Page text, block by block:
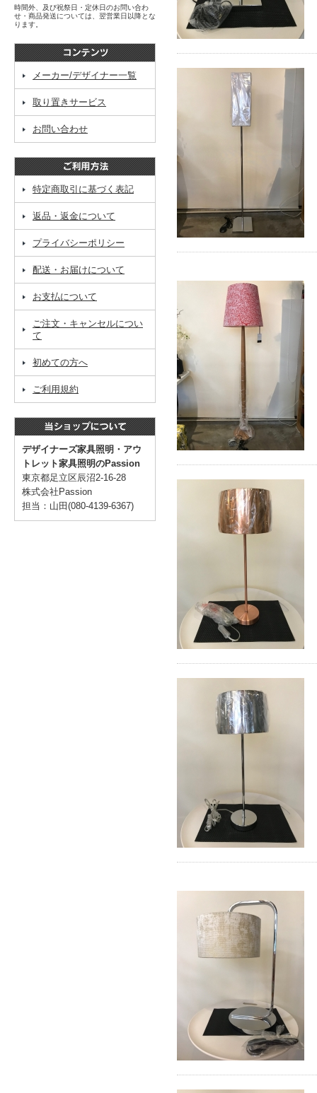
時間外、及び祝祭日・定休日のお問い合わ
せ・商品発送については、翌営業日以降とな
ります。
メーカー/デザイナー一覧
取り置きサービス
お問い合わせ
特定商取引に基づく表記
返品・返金について
プライバシーポリシー
配送・お届けについて
お支払について
ご注文・キャンセルについ
て
初めての方へ
ご利用規約
デザイナーズ家具照明・アウ
トレット家具照明のPassion
東京都足立区辰沼2-16-28
株式会社Passion
担当：山田(080-4139-6367)